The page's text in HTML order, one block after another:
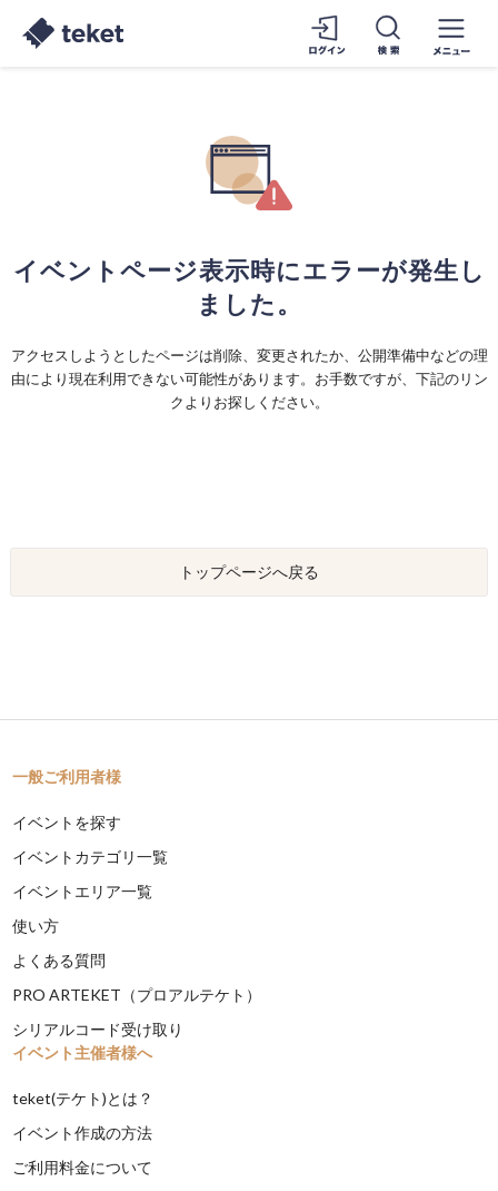
イベントページ表示時にエラーが発生し
ました。
アクセスしようとしたページは削除、変更されたか、公開準備中などの理
由により現在利用できない可能性があります。お手数ですが、下記のリン
クよりお探しください。
トップページへ戻る
一般ご利用者様
イベントを探す
イベントカテゴリ一覧
イベントエリア一覧
使い方
よくある質問
PRO ARTEKET（プロアルテケト）
シリアルコード受け取り
イベント主催者様へ
teket(テケト)とは？
イベント作成の方法
ご利用料金について